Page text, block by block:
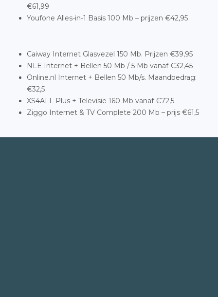
€61,99
Youfone Alles-in-1 Basis 100 Mb – prijzen €42,95
Caiway Internet Glasvezel 150 Mb. Prijzen €39,95
NLE Internet + Bellen 50 Mb / 5 Mb vanaf €32,45
Online.nl Internet + Bellen 50 Mb/s. Maandbedrag:
€32,5
XS4ALL Plus + Televisie 160 Mb vanaf €72,5
Ziggo Internet & TV Complete 200 Mb – prijs €61,5